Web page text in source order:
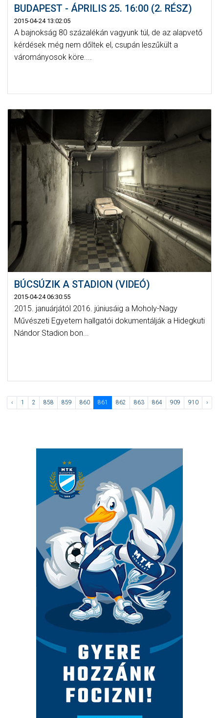
BUDAPEST - ÁPRILIS 25. 16:00 (2. RÉSZ)
2015-04-24 13:02:05
A bajnokság 80 százalékán vagyunk túl, de az alapvető
kérdések még nem dőltek el, csupán leszűkült a
várományosok köre....
BÚCSÚZIK A STADION (VIDEÓ)
2015-04-24 06:30:55
2015. januárjától 2016. júniusáig a Moholy-Nagy
Művészeti Egyetem hallgatói dokumentálják a Hidegkuti
Nándor Stadion bon...
‹ 1 2 858 859 860 861 862 863 864 909 910 ›